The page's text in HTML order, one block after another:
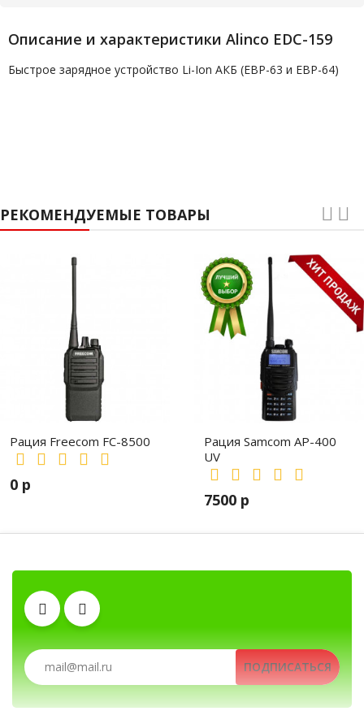
Описание и характеристики Alinco EDC-159
Быстрое зарядное устройство Li-Ion АКБ (EBP-63 и EBP-64)
РЕКОМЕНДУЕМЫЕ ТОВАРЫ
Рация Freecom FC-8500
0 р
Рация Samcom AP-400
UV
7500 р
Тангенты
Рации, радиостанции, рации для охоты и рыбалки,
Зарядные устройства ПОДПИСАТЬСЯ